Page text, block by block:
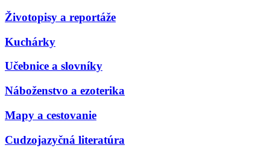
Životopisy a reportáže
Kuchárky
Učebnice a slovníky
Náboženstvo a ezoterika
Mapy a cestovanie
Cudzojazyčná literatúra